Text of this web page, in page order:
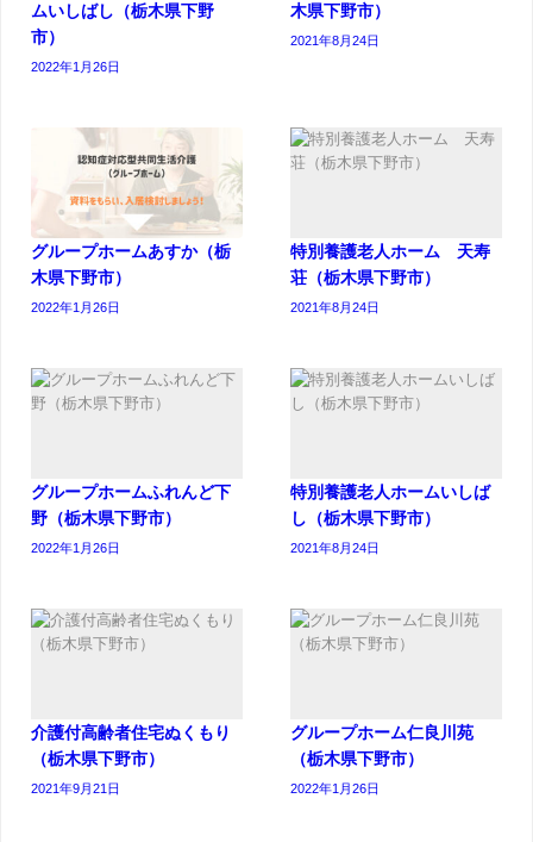
ムいしばし（栃木県下野
市）
2022年1月26日
木県下野市）
2021年8月24日
グループホームあすか（栃
木県下野市）
2022年1月26日
特別養護老人ホーム 天寿
荘（栃木県下野市）
2021年8月24日
グループホームふれんど下
野（栃木県下野市）
2022年1月26日
特別養護老人ホームいしば
し（栃木県下野市）
2021年8月24日
介護付高齢者住宅ぬくもり
（栃木県下野市）
2021年9月21日
グループホーム仁良川苑
（栃木県下野市）
2022年1月26日